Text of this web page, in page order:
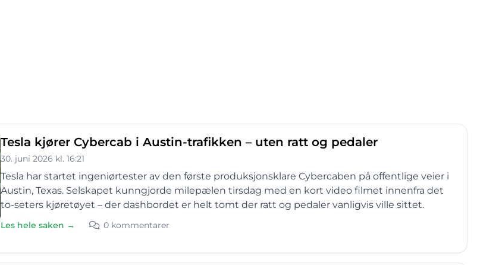
Tesla kjører Cybercab i Austin-trafikken – uten ratt og pedaler
30. juni 2026 kl. 16:21
Tesla har startet ingeniørtester av den første produksjonsklare Cybercaben på offentlige veier i
Austin, Texas. Selskapet kunngjorde milepælen tirsdag med en kort video filmet innenfra det
to-seters kjøretøyet – der dashbordet er helt tomt der ratt og pedaler vanligvis ville sittet.
Les hele saken → 0 kommentarer